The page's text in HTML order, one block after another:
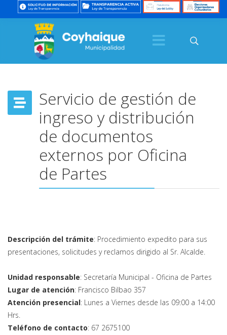
Servicio de gestión de
ingreso y distribución
de documentos
externos por Oficina
de Partes
Descripción del trámite: Procedimiento expedito para sus
presentaciones, solicitudes y reclamos dirigido al Sr. Alcalde.
Unidad responsable: Secretaría Municipal - Oficina de Partes
Lugar de atención: Francisco Bilbao 357
Atención presencial: Lunes a Viernes desde las 09:00 a 14:00
Hrs.
Teléfono de contacto: 67 2675100